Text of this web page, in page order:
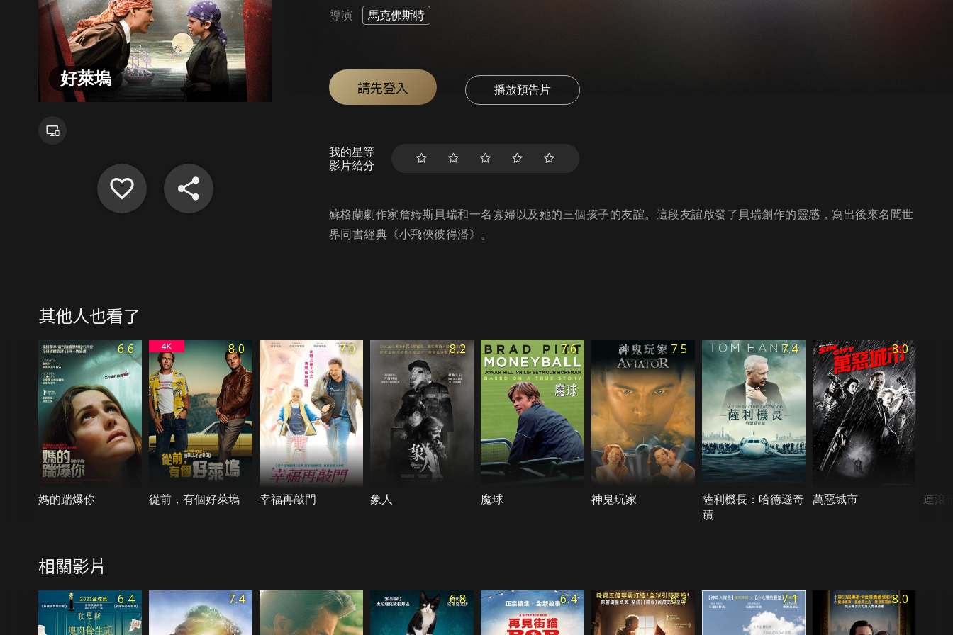
好萊塢
導演 馬克佛斯特
請先登入 播放預告片
我的星等
影片給分
蘇格蘭劇作家詹姆斯貝瑞和一名寡婦以及她的三個孩子的友誼。這段友誼啟發了貝瑞創作的靈感，寫出後來名聞世
界同書經典《小飛俠彼得潘》。
其他人也看了
6.6
媽的踹爆你
8.0
從前，有個好萊塢
7.0
幸福再敲門
8.2
象人
7.6
魔球
7.5
神鬼玩家
7.4
薩利機長：哈德遜奇
蹟
8.0
萬惡城市 連滾
相關影片
6.4 7.4 6.8 6.4 6.3 7.1 8.0